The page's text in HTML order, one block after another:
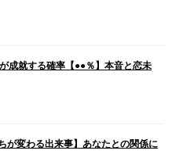
成就する確率【●●％】本音と恋未
が変わる出来事】あなたとの関係に